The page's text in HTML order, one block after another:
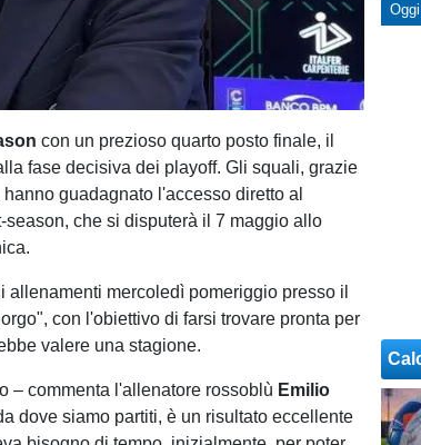
con un prezioso quarto posto finale, il
fase decisiva dei playoff. Gli squali, grazie
guadagnato l'accesso diretto al
che si disputerà il 7 maggio allo
allenamenti mercoledì pomeriggio presso il
con l'obiettivo di farsi trovare pronta per
valere una stagione.
– commenta l'allenatore rossoblù Emilio
dove siamo partiti, è un risultato eccellente
Oggi